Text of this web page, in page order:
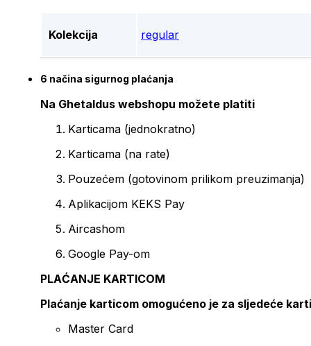
Kolekcija regular
6 načina sigurnog plaćanja
Na Ghetaldus webshopu možete platiti
Karticama (jednokratno)
Karticama (na rate)
Pouzećem (gotovinom prilikom preuzimanja)
Aplikacijom KEKS Pay
Aircashom
Google Pay-om
PLAĆANJE KARTICOM
Plaćanje karticom omogućeno je za sljedeće
Master Card